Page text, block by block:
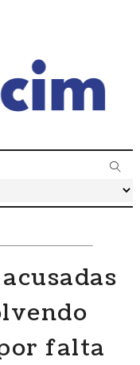
falta